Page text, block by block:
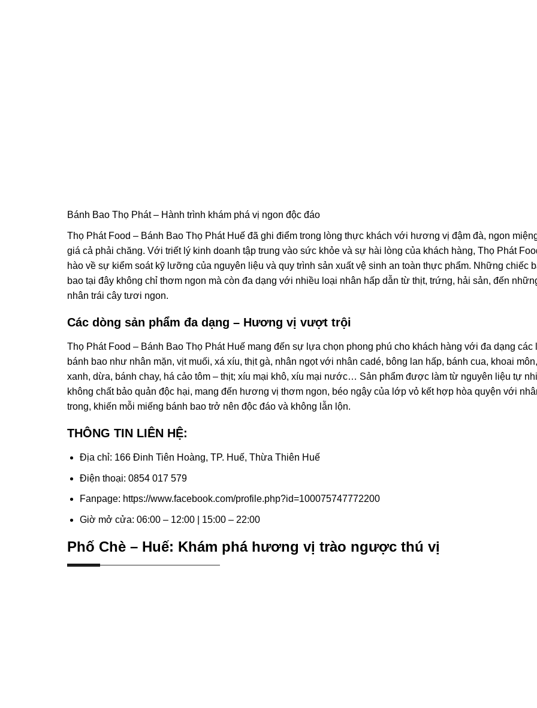
Bánh Bao Thọ Phát – Hành trình khám phá vị ngon độc đáo
Thọ Phát Food – Bánh Bao Thọ Phát Huế đã ghi điểm trong lòng thực khách với hương vị đậm đà, ngon
giá cả phải chăng. Với triết lý kinh doanh tập trung vào sức khỏe và sự hài lòng của khách hàng, Thọ Phát
hào về sự kiểm soát kỹ lưỡng của nguyên liệu và quy trình sản xuất vệ sinh an toàn thực phẩm. Những chiếc
bao tại đây không chỉ thơm ngon mà còn đa dạng với nhiều loại nhân hấp dẫn từ thịt, trứng, hải sản, đến
nhân trái cây tươi ngon.
Các dòng sản phẩm đa dạng – Hương vị vượt trội
Thọ Phát Food – Bánh Bao Thọ Phát Huế mang đến sự lựa chọn phong phú cho khách hàng với đa dạng các
bánh bao như nhân mặn, vịt muối, xá xíu, thịt gà, nhân ngọt với nhân cadé, bông lan hấp, bánh cua, khoai
xanh, dừa, bánh chay, há cảo tôm – thịt; xíu mại khô, xíu mại nước… Sản phẩm được làm từ nguyên liệu tự
không chất bảo quản độc hại, mang đến hương vị thơm ngon, béo ngậy của lớp vỏ kết hợp hòa quyện với
trong, khiến mỗi miếng bánh bao trở nên độc đáo và không lẫn lộn.
THÔNG TIN LIÊN HỆ:
Địa chỉ: 166 Đinh Tiên Hoàng, TP. Huế, Thừa Thiên Huế
Điện thoại: 0854 017 579
Fanpage: https://www.facebook.com/profile.php?id=100075747772200
Giờ mở cửa: 06:00 – 12:00 | 15:00 – 22:00
Phố Chè – Huế: Khám phá hương vị trào ngược thú vị